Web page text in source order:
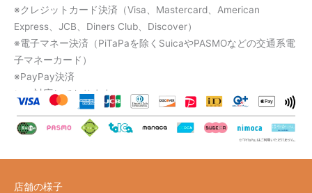
※クレジットカード決済（Visa、 Mastercard、 American
Express、 JCB、 Diners Club、 Discover）
※電子マネー決済（PiTaPaを除くSuicaやPASMOなどの交通系電
子マネーカード）
※PayPay決済
にご対応しております。
店舗の様子